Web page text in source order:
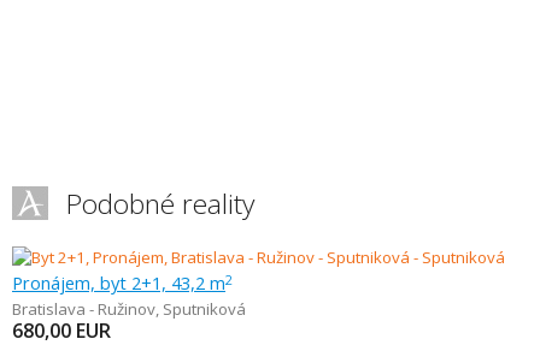
Podobné reality
Pronájem, byt 2+1, 43,2 m2
Bratislava - Ružinov, Sputniková
680,00 EUR